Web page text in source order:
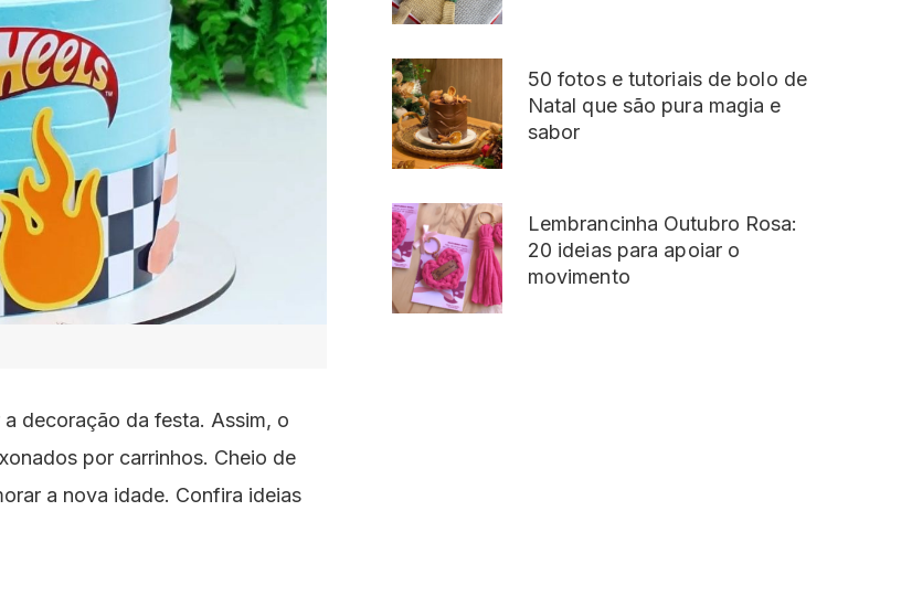
decoração da festa. Assim, o
por carrinhos. Cheio de
a nova idade. Confira ideias
50 fotos e tutoriais de bolo de
Natal que são pura magia e
sabor
Lembrancinha Outubro Rosa:
20 ideias para apoiar o
movimento